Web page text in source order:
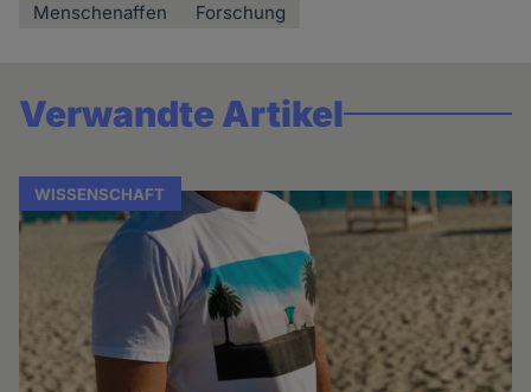
Menschenaffen Forschung
Verwandte Artikel
WISSENSCHAFT